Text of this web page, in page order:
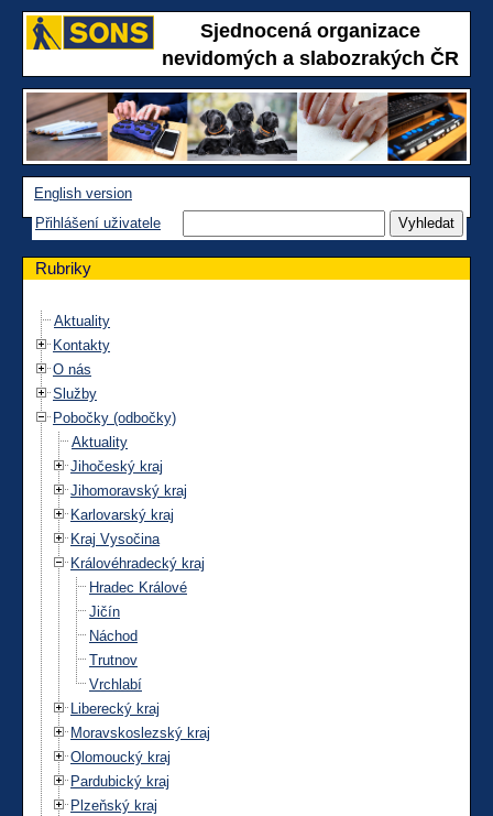
Sjednocená organizace
nevidomých a slabozrakých ČR
English version
Přihlášení uživatele
Rubriky
Aktuality
Kontakty
O nás
Služby
Pobočky (odbočky)
Aktuality
Jihočeský kraj
Jihomoravský kraj
Karlovarský kraj
Kraj Vysočina
Královéhradecký kraj
Hradec Králové
Jičín
Náchod
Trutnov
Vrchlabí
Liberecký kraj
Moravskoslezský kraj
Olomoucký kraj
Pardubický kraj
Plzeňský kraj